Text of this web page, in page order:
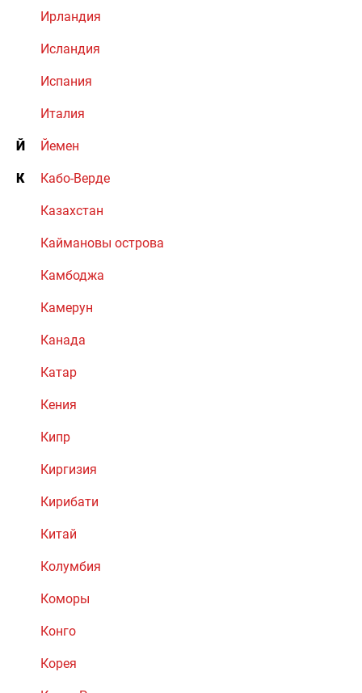
Ирландия
Исландия
Испания
Италия
Й Йемен
К Кабо-Верде
Казахстан
Каймановы острова
Камбоджа
Камерун
Канада
Катар
Кения
Кипр
Киргизия
Кирибати
Китай
Колумбия
Коморы
Конго
Корея